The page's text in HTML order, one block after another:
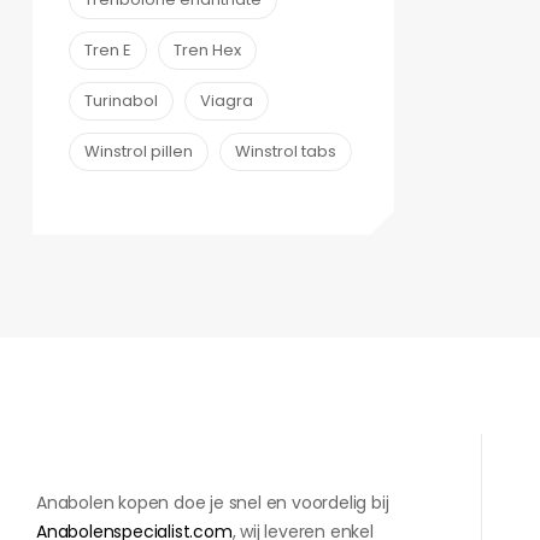
Tren E Tren Hex
Turinabol Viagra
Winstrol pillen Winstrol tabs
Anabolen kopen doe je snel en voordelig bij
Anabolenspecialist.com, wij leveren enkel